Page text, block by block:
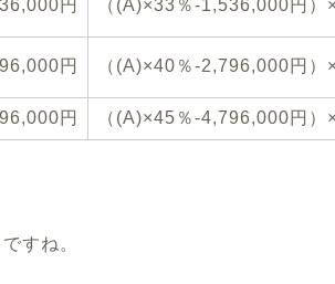
円 （(A)×33％-1,536,000円）
円 （(A)×40％-2,796,000円）
円 （(A)×45％-4,796,000円）
すね。